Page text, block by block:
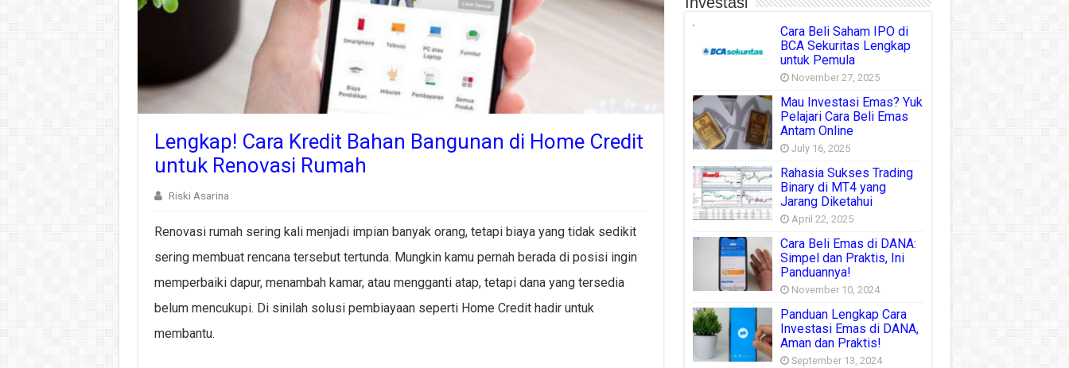
Lengkap! Cara Kredit Bahan Bangunan di Home Credit
untuk Renovasi Rumah
Riski Asarina
Renovasi rumah sering kali menjadi impian banyak orang, tetapi biaya yang tidak sedikit
sering membuat rencana tersebut tertunda. Mungkin kamu pernah berada di posisi ingin
memperbaiki dapur, menambah kamar, atau mengganti atap, tetapi dana yang tersedia
belum mencukupi. Di sinilah solusi pembiayaan seperti Home Credit hadir untuk
membantu.
Cara Beli Saham IPO di
BCA Sekuritas Lengkap
untuk Pemula
November 27, 2025
Mau Investasi Emas? Yuk
Pelajari Cara Beli Emas
Antam Online
July 16, 2025
Rahasia Sukses Trading
Binary di MT4 yang
Jarang Diketahui
April 22, 2025
Cara Beli Emas di DANA:
Simpel dan Praktis, Ini
Panduannya!
November 10, 2024
Panduan Lengkap Cara
Investasi Emas di DANA,
Aman dan Praktis!
September 13, 2024